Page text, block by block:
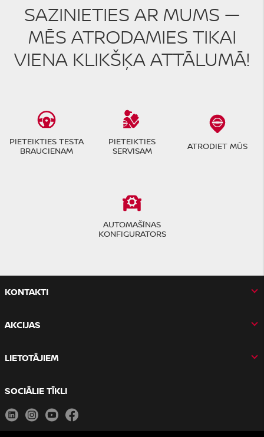
SAZINIETIES AR MUMS —
MĒS ATRODAMIES TIKAI
VIENA KLIKŠĶA ATTĀLUMĀ!
PIETEIKTIES TESTA
BRAUCIENAM
PIETEIKTIES
SERVISAM
ATRODIET MŪS
AUTOMAŠĪNAS
KONFIGURATORS
KONTAKTI
AKCIJAS
LIETOTĀJIEM
SOCIĀLIE TĪKLI
LinkedIn
Instagram
Youtube